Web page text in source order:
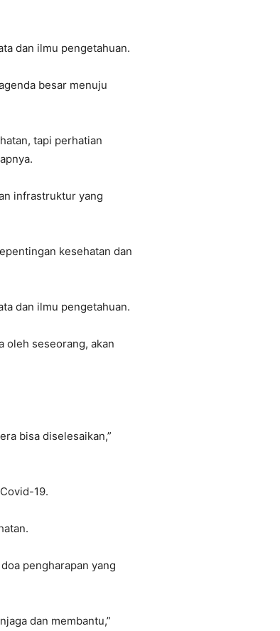
dan ilmu pengetahuan.
besar menuju
tapi perhatian
infrastruktur yang
kesehatan dan
dan ilmu pengetahuan.
oleh seseorang, akan
bisa diselesaikan,”
19.
pengharapan yang
dan membantu,”